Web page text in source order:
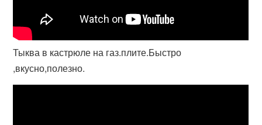
Тыква в кастрюле на газ.плите.Быстро
,вкусно,полезно.